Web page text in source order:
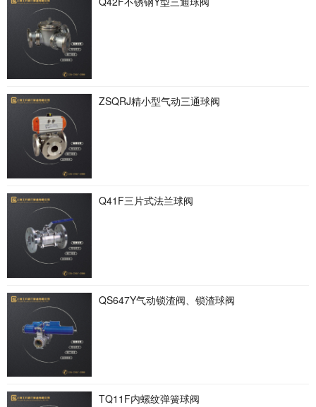
ZSQRJ精小型气动三通球阀
Q41F三片式法兰球阀
QS647Y气动锁渣阀、锁渣球阀
TQ11F内螺纹弹簧球阀